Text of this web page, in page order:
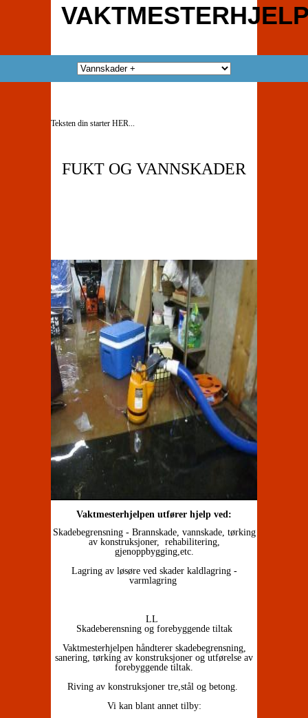
Teksten din starter HER...
FUKT OG VANNSKADER
Vaktmesterhjelpen utfører hjelp ved:
Skadebegrensning - Brannskade, vannskade, tørking
av konstruksjoner, rehabilitering,
gjenoppbygging,etc.
Lagring av løsøre ved skader kaldlagring -
varmlagring
LL
Skadeberensning og forebyggende tiltak
Vaktmesterhjelpen håndterer skadebegrensning,
sanering, tørking av konstruksjoner og utførelse av
forebyggende tiltak.
Riving av konstruksjoner tre,stål og betong.
Vi kan blant annet tilby: